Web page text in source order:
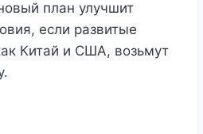
план улучшит
если развитые
Китай и США, возьмут